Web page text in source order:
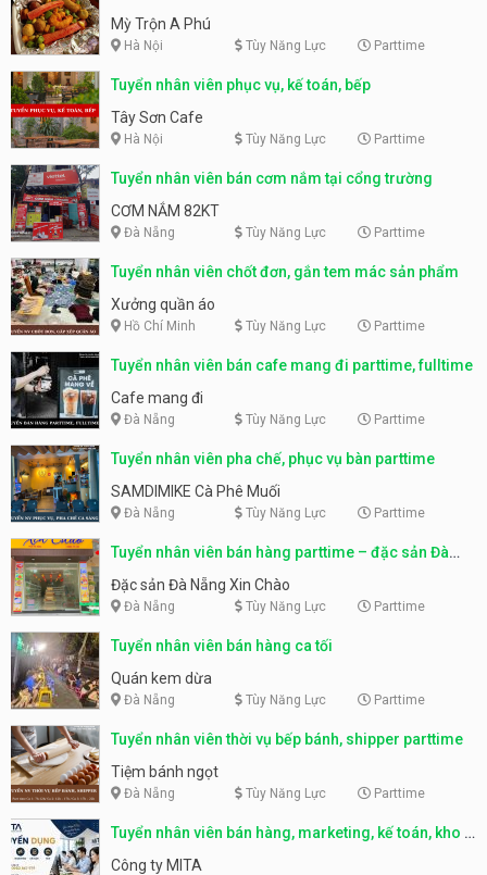
Mỳ Trộn A Phú
Hà Nội Tùy Năng Lực Parttime
Tuyển nhân viên phục vụ, kế toán, bếp
Tây Sơn Cafe
Hà Nội Tùy Năng Lực Parttime
Tuyển nhân viên bán cơm nắm tại cổng trường
CƠM NẮM 82KT
Đà Nẵng Tùy Năng Lực Parttime
Tuyển nhân viên chốt đơn, gắn tem mác sản phẩm
Xưởng quần áo
Hồ Chí Minh Tùy Năng Lực Parttime
Tuyển nhân viên bán cafe mang đi parttime, fulltime
Cafe mang đi
Đà Nẵng Tùy Năng Lực Parttime
Tuyển nhân viên pha chế, phục vụ bàn parttime
SAMDIMIKE Cà Phê Muối
Đà Nẵng Tùy Năng Lực Parttime
Tuyển nhân viên bán hàng parttime – đặc sản Đà
Nẵng
Đặc sản Đà Nẵng Xin Chào
Đà Nẵng Tùy Năng Lực Parttime
Tuyển nhân viên bán hàng ca tối
Quán kem dừa
Đà Nẵng Tùy Năng Lực Parttime
Tuyển nhân viên thời vụ bếp bánh, shipper parttime
Tiệm bánh ngọt
Đà Nẵng Tùy Năng Lực Parttime
Tuyển nhân viên bán hàng, marketing, kế toán, kho –
parttime, fulltime
Công ty MITA